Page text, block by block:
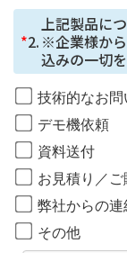
個⼈情報の取
定する個⼈情報
⾏い、適切な取
取得した個
本⼈からの請
⼈情報の利⽤⽬
は削除・利⽤の
⽌、第三者提供
に応じます。
*2.
上記製品に
※企業様か
込みの一切
技術的なお問
デモ機依頼
資料送付
お見積り／
弊社からの連
その他